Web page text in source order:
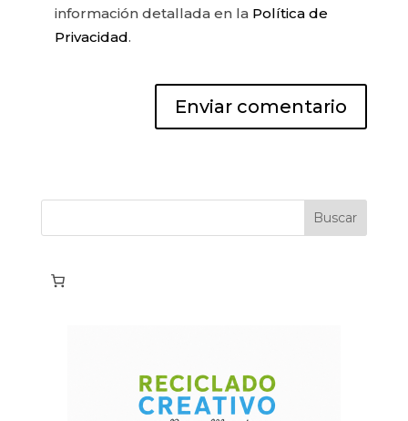
información detallada en la Política de
Privacidad.